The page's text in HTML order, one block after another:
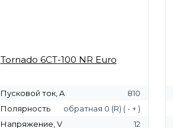
Tornado 6СТ-100 NR Euro
Пусковой ток, A
810
Полярность
обратная 0 (R) ( - + )
Напряжение, V
12